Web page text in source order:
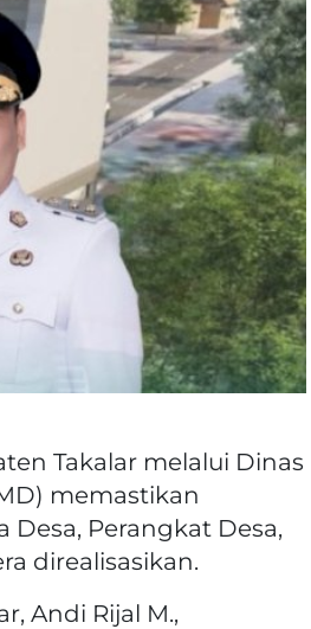
Takalar melalui Dinas
memastikan
Desa, Perangkat Desa,
direalisasikan.
Andi Rijal M.,